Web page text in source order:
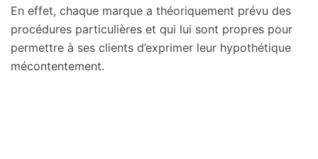
En effet, chaque marque a théoriquement prévu des
procédures particulières et qui lui sont propres pour
permettre à ses clients d’exprimer leur hypothétique
mécontentement.